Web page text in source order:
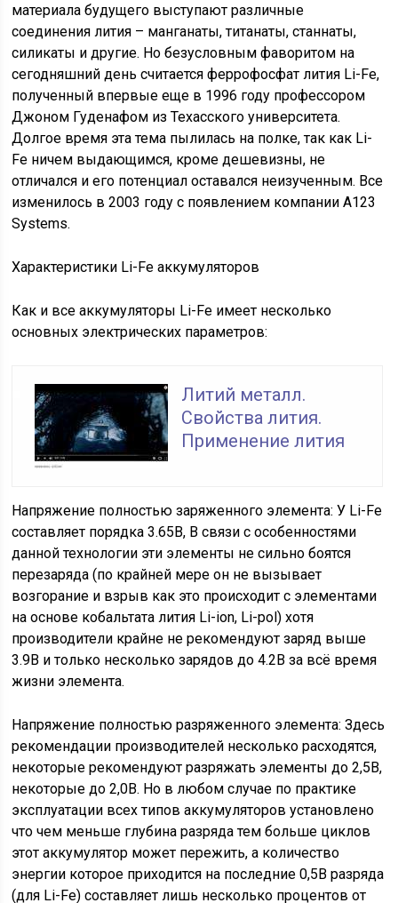
материала будущего выступают различные
соединения лития – манганаты, титанаты, станнаты,
силикаты и другие. Но безусловным фаворитом на
сегодняшний день считается феррофосфат лития Li-Fe,
полученный впервые еще в 1996 году профессором
Джоном Гуденафом из Техасского университета.
Долгое время эта тема пылилась на полке, так как Li-
Fe ничем выдающимся, кроме дешевизны, не
отличался и его потенциал оставался неизученным. Все
изменилось в 2003 году с появлением компании A123
Systems.
Характеристики Li-Fe аккумуляторов
Как и все аккумуляторы Li-Fe имеет несколько
основных электрических параметров:
Литий металл.
Свойства лития.
Применение лития
Напряжение полностью заряженного элемента: У Li-Fe
составляет порядка 3.65В, В связи с особенностями
данной технологии эти элементы не сильно боятся
перезаряда (по крайней мере он не вызывает
возгорание и взрыв как это происходит с элементами
на основе кобальтата лития Li-ion, Li-pol) хотя
производители крайне не рекомендуют заряд выше
3.9В и только несколько зарядов до 4.2В за всё время
жизни элемента.
Напряжение полностью разряженного элемента: Здесь
рекомендации производителей несколько расходятся,
некоторые рекомендуют разряжать элементы до 2,5В,
некоторые до 2,0В. Но в любом случае по практике
эксплуатации всех типов аккумуляторов установлено
что чем меньше глубина разряда тем больше циклов
этот аккумулятор может пережить, а количество
энергии которое приходится на последние 0,5В разряда
(для Li-Fe) составляет лишь несколько процентов от